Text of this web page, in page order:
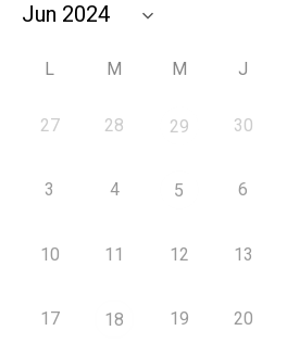
L M M J
27 28 29 30
3 4 5 6
10 11 12 13
17 18 19 20